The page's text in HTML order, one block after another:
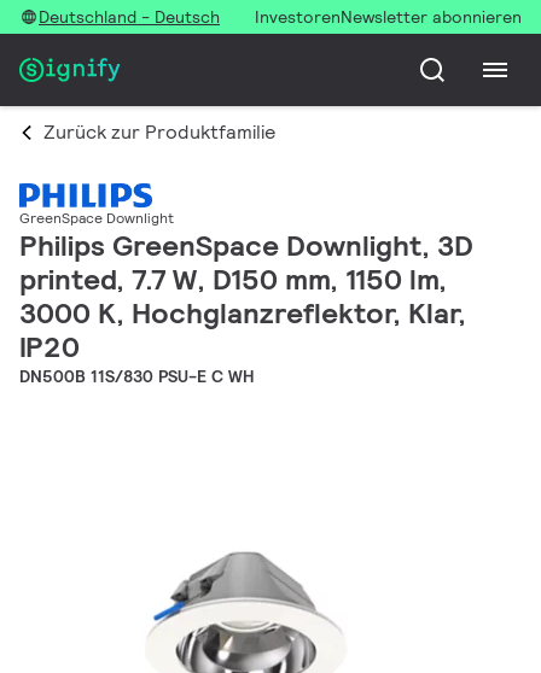
Deutschland - Deutsch InvestorenNewsletter abonnieren
Zurück zur Produktfamilie
GreenSpace Downlight
Philips GreenSpace Downlight, 3D
printed, 7.7 W, D150 mm, 1150 lm,
3000 K, Hochglanzreflektor, Klar,
IP20
DN500B 11S/830 PSU-E C WH